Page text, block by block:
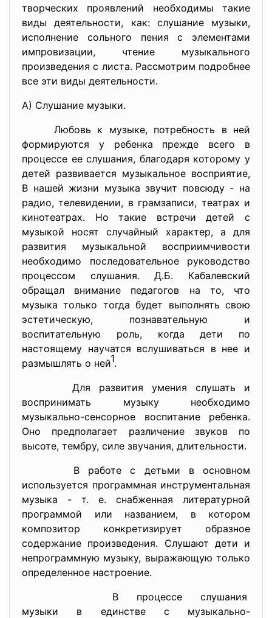
творческих проявлений необходимы такие
виды деятельности, как: слушание музыки,
исполнение сольного пения с элементами
импровизации, чтение музыкального
произведения с листа. Рассмотрим подробнее
все эти виды деятельности.
А) Слушание музыки.
Любовь к музыке, потребность в ней
формируются у ребенка прежде всего в
процессе ее слушания, благодаря которому у
детей развивается музыкальное восприятие,
В нашей жизни музыка звучит повсюду - на
радио, телевидении, в грамзаписи, театрах и
кинотеатрах. Но такие встречи детей с
музыкой носят случайный характер, а для
развития музыкальной восприимчивости
необходимо последовательное руководство
процессом слушания. Д.Б. Кабалевский
обращал внимание педагогов на то, что
музыка только тогда будет выполнять свою
эстетическую, познавательную и
воспитательную роль, когда дети по
настоящему научатся вслушиваться в нее и
размышлять о ней1.
Для развития умения слушать и
воспринимать музыку необходимо
музыкально-сенсорное воспитание ребенка.
Оно предполагает различение звуков по
высоте, тембру, силе звучания, длительности.
В работе с детьми в основном
используется программная инструментальная
музыка - т. е. снабженная литературной
программой или названием, в котором
композитор конкретизирует образное
содержание произведения. Слушают дети и
непрограммную музыку, выражающую только
определенное настроение.
В процессе слушания
музыки в единстве с музыкально-